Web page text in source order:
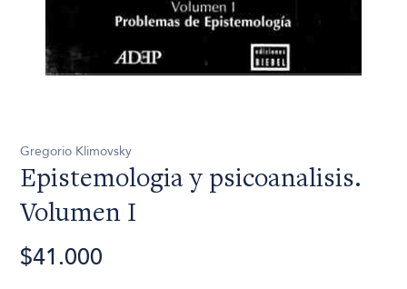
Gregorio Klimovsky
Epistemologia y psicoanalisis.
Volumen I
$41.000